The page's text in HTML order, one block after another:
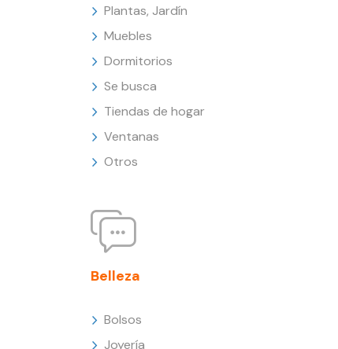
Plantas, Jardín
Muebles
Dormitorios
Se busca
Tiendas de hogar
Ventanas
Otros
Belleza
Bolsos
Joyería